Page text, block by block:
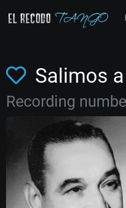
Salimos
Recording